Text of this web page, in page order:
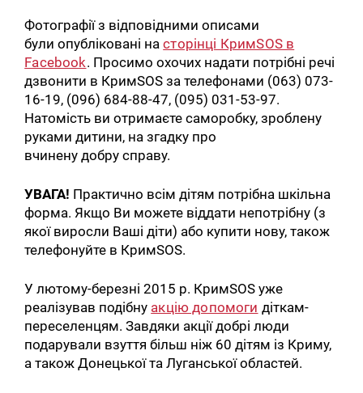
Фотографії з відповідними описами
були опубліковані насторінці КримSOS в
Facebook. Просимо охочих надати потрібні речі
дзвонити в КримSOS за телефонами (063) 073-
16-19, (096) 684-88-47, (095) 031-53-97.
Натомість ви отримаєте саморобку, зроблену
руками дитини, на згадку про
вчинену добру справу.
УВАГА! Практично всім дітям потрібна шкільна
форма. Якщо Ви можете віддати непотрібну (з
якої виросли Ваші діти) або купити нову, також
телефонуйте в КримSOS.
У лютому-березні 2015 р. КримSOS уже
реалізував подібну акцію допомоги діткам-
переселенцям. Завдяки акції добрі люди
подарували взуття більш ніж 60 дітям із Криму,
а також Донецької та Луганської областей.